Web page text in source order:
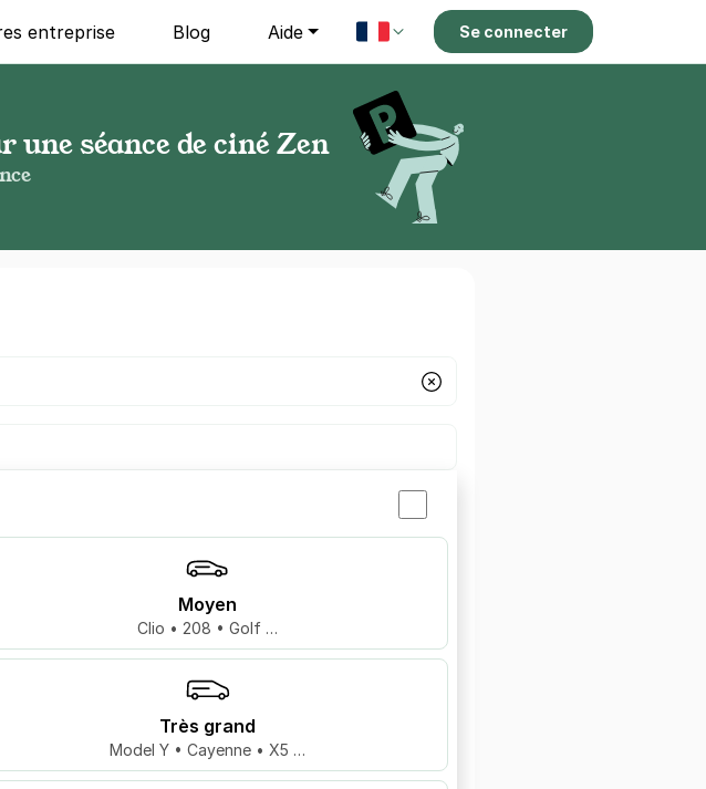
entreprise Blog Aide Se connecter
séance de ciné Zen
Moyen
Clio • 208 • Golf …
Très grand
Model Y • Cayenne • X5 …